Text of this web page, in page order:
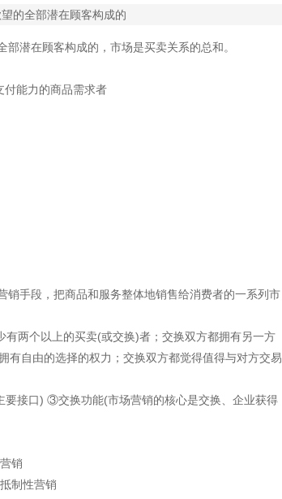
的全部潜在顾客构成的
潜在顾客构成的，市场是买卖关系的总和。
能力的商品需求者
手段，把商品和服务整体地销售给消费者的一系列市
个以上的买卖(或交换)者；交换双方都拥有另一方
有自由的选择的权力；交换双方都觉得值得与对方交易
接口) ③交换功能(市场营销的核心是交换、企业获得
销
制性营销